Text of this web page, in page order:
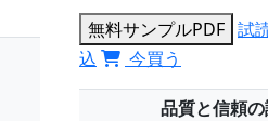
無料サンプルPDF 試
込
今買う
品質と信頼